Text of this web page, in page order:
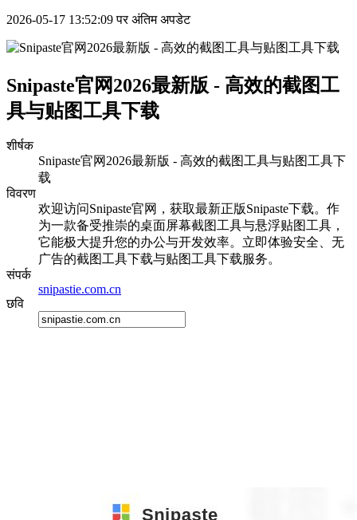
2026-05-17 13:52:09 पर अंतिम अपडेट
Snipaste官网2026最新版 - 高效的截图工
具与贴图工具下载
शीर्षक
Snipaste官网2026最新版 - 高效的截图工具与贴图工具下
载
विवरण
欢迎访问Snipaste官网，获取最新正版Snipaste下载。作
为一款备受推崇的桌面屏幕截图工具与悬浮贴图工具，
它能极大提升您的办公与开发效率。立即体验安全、无
广告的截图工具下载与贴图工具下载服务。
संपर्क
snipastie.com.cn
छवि